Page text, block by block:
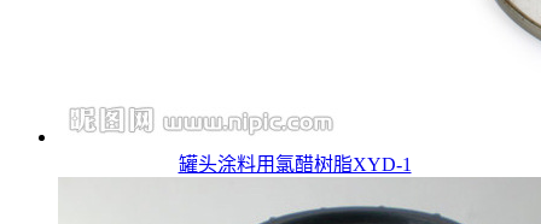
罐头涂料用氯醋树脂XYD-1